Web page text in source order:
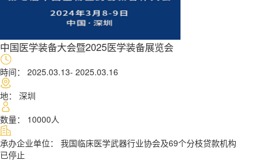
中国医学装备大会暨2025医学装备展览会
時间： 2025.03.13- 2025.03.16
地： 深圳
数量： 10000人
承办企业单位： 我国临床医学武器行业协会及69个分枝贷款机构